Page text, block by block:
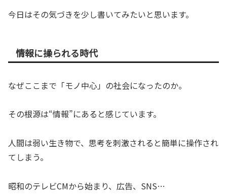
今日はその気づきを少し書いてみたいと思います。
情報に操られる時代
なぜここまで「モノ中心」の社会になったのか。
その根源は“情報”にあると感じています。
人間は弱い生き物で、思考を刺激されると簡単に操作され
てしまう。
昭和のテレビCMから始まり、広告、SNS…